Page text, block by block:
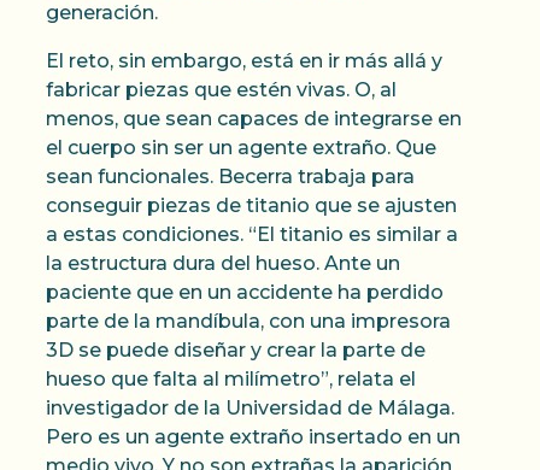
generación.
El reto, sin embargo, está en ir más allá y
fabricar piezas que estén vivas. O, al
menos, que sean capaces de integrarse en
el cuerpo sin ser un agente extraño. Que
sean funcionales. Becerra trabaja para
conseguir piezas de titanio que se ajusten
a estas condiciones. “El titanio es similar a
la estructura dura del hueso. Ante un
paciente que en un accidente ha perdido
parte de la mandíbula, con una impresora
3D se puede diseñar y crear la parte de
hueso que falta al milímetro”, relata el
investigador de la Universidad de Málaga.
Pero es un agente extraño insertado en un